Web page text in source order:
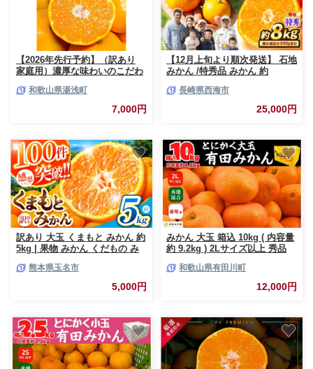
【2026年先行予約】（訳あり
家庭用）濃厚な味わいのこだわ
ん・大小混合)_EA6032n
和歌山県湯浅町
7,000円
【12月上旬より順次発送】 石地
みかん /特秀品 みかん 約
川添みかん園＞ [CCT008] 長崎
みかん ミカン 西海 みかん 西海
市 mikan みかん 贈答 ギフト
ん 柑橘 甘い 高糖度 温州ミカン
石地みかん 大人気 高評価 秀品
みかん 産地直送 完熟みかん
mikan
長崎県西海市
25,000円
訳あり 大玉 くまもと みかん 約
5kg | 果物 みかん くだもの み
ん 柑橘類 みかん ミカン 家庭用
みかん 熊本県 みかん 玉名市 み
熊本県玉名市
5,000円
みかん 大玉 箱込 10kg ( 内容量
約 9.2kg ) 2Lサイズ以上 秀品
産 産地直送 家庭用 みかんの会
みかん ミカン 蜜柑 温州みかん
柑橘 果物 フルーツ 人気 和歌山
［2026年11月中旬より順次出荷
予定］
和歌山県有田川町
12,000円